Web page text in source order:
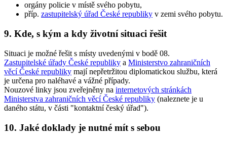
orgány policie v místě svého pobytu,
příp. zastupitelský úřad České republiky v zemi svého pobytu.
9. Kde, s kým a kdy životní situaci řešit
Situaci je možné řešit s místy uvedenými v bodě 08.
Zastupitelské úřady České republiky a Ministerstvo zahraničních
věcí České republiky mají nepřetržitou diplomatickou službu, která
je určena pro naléhavé a vážné případy.
Nouzové linky jsou zveřejněny na internetových stránkách
Ministerstva zahraničních věcí České republiky (naleznete je u
daného státu, v části "kontaktní český úřad").
10. Jaké doklady je nutné mít s sebou